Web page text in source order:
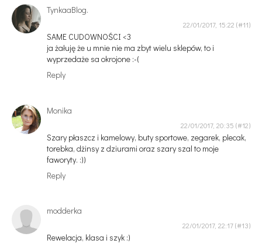
TynkaaBlog.
22/01/2017, 15:22
SAME CUDOWNOŚCI <3
ja żałuję że u mnie nie ma zbyt wielu sklepów, to i
wyprzedaże sa okrojone :-(
Reply
Monika
22/01/2017, 20:35
Szary płaszcz i kamelowy, buty sportowe, zegarek, plecak,
torebka, dżinsy z dziurami oraz szary szal to moje
faworyty. :))
Reply
modderka
22/01/2017, 22:17
Rewelacja, klasa i szyk :)